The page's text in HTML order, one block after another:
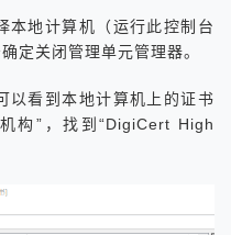
本地计算机（运行此控制台
定关闭管理单元管理器。
以看到本地计算机上的证书
构”，找到“DigiCert High